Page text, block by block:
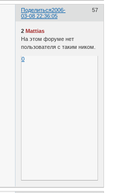
Поделиться 57
2006-
03-08 22:36:05
2Mattias
На этом форуме нет
пользователя с таким ником.
0